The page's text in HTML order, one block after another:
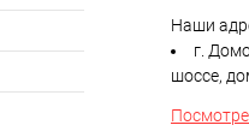
Наши
г.
шоссе,